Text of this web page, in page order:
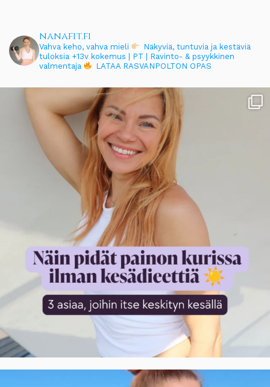
nanafit.fi
Vahva keho, vahva mieli
Näkyviä, tuntuvia ja kestäviä
tuloksia +13v kokemus | PT | Ravinto- & psyykkinen
valmentaja
LATAA RASVANPOLTON OPAS